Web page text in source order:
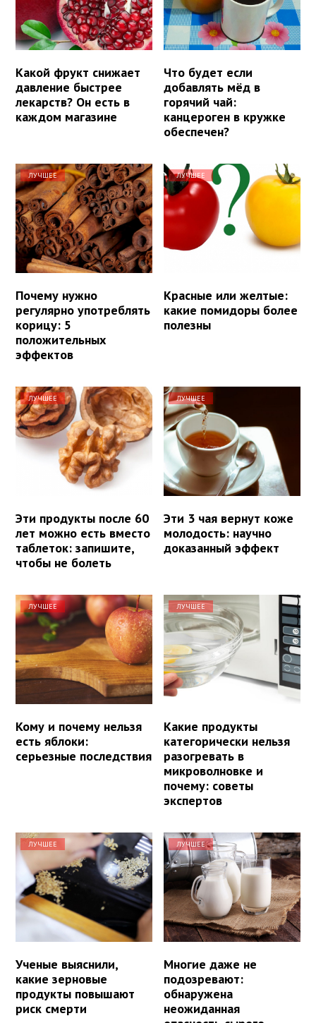
Какой фрукт снижает
давление быстрее
лекарств? Он есть в
каждом магазине
Что будет если
добавлять мёд в
горячий чай:
канцероген в кружке
обеспечен?
ЛУЧШЕЕ
Почему нужно
регулярно употреблять
корицу: 5
положительных
эффектов
ЛУЧШЕЕ
Красные или желтые:
какие помидоры более
полезны
ЛУЧШЕЕ
Эти продукты после 60
лет можно есть вместо
таблеток: запишите,
чтобы не болеть
ЛУЧШЕЕ
Эти 3 чая вернут коже
молодость: научно
доказанный эффект
ЛУЧШЕЕ
Кому и почему нельзя
есть яблоки:
серьезные последствия
ЛУЧШЕЕ
Какие продукты
категорически нельзя
разогревать в
микроволновке и
почему: советы
экспертов
ЛУЧШЕЕ
Ученые выяснили,
какие зерновые
продукты повышают
риск смерти
ЛУЧШЕЕ
Многие даже не
подозревают:
обнаружена
неожиданная